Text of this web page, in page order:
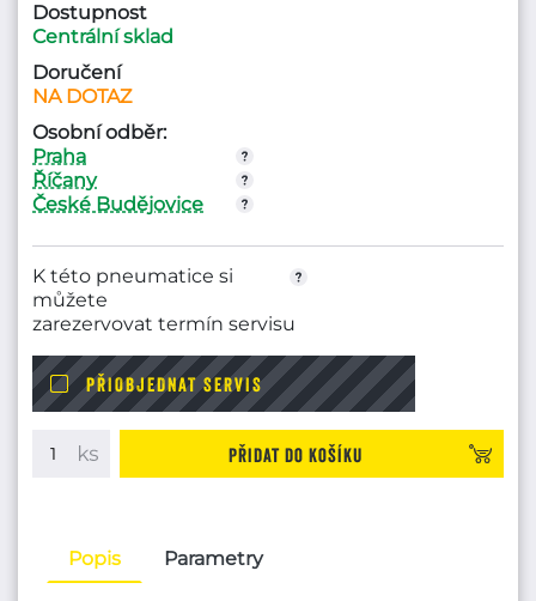
Dostupnost
Centrální sklad
Doručení
NA DOTAZ
Osobní odběr:
Praha
Říčany
České Budějovice
K této pneumatice si
můžete
zarezervovat termín servisu
PŘIOBJEDNAT SERVIS
Přidat do košíku
Popis Parametry